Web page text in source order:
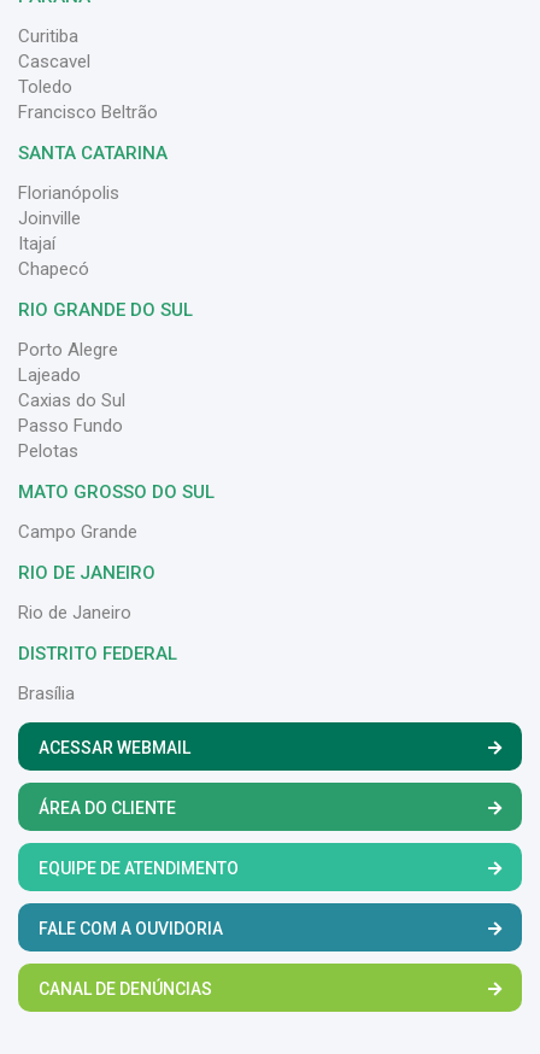
Curitiba
Cascavel
Toledo
Francisco Beltrão
SANTA CATARINA
Florianópolis
Joinville
Itajaí
Chapecó
RIO GRANDE DO SUL
Porto Alegre
Lajeado
Caxias do Sul
Passo Fundo
Pelotas
MATO GROSSO DO SUL
Campo Grande
RIO DE JANEIRO
Rio de Janeiro
DISTRITO FEDERAL
Brasília
ACESSAR WEBMAIL
ÁREA DO CLIENTE
EQUIPE DE ATENDIMENTO
FALE COM A OUVIDORIA
CANAL DE DENÚNCIAS